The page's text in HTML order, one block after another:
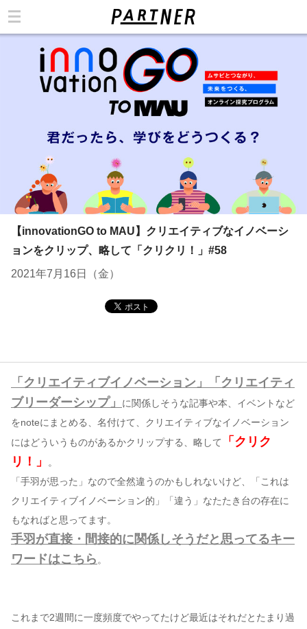
【innovationGO to MAU】クリエイティブなイノベーシ
ョンをクリップ、略して「クリクリ！」#58
2021年7月16日（金）
「クリエイティブイノベーション」「クリエイティ
ブリーダーシップ」
に関係しそうな記事や本、イベントなど
をnoteにまとめる、名付けて、クリエイティブなイノベーション
にはどういうものがあるかクリップする、略して
「クリク
リ！」
。
「手羽が思った」なので全然違うのかもしれないけど、「これは
クリエイティブイノベーション的」「違う」なたたき台の存在に
もなればと思ってます。
手羽が直接・間接的に関係しそうだと思ってるキー
ワードはこちら 。
これまで2週間に一度頻度でやってたけど最近はそれだとたまり過
このサイトについて
運営会社
お問い合わせ